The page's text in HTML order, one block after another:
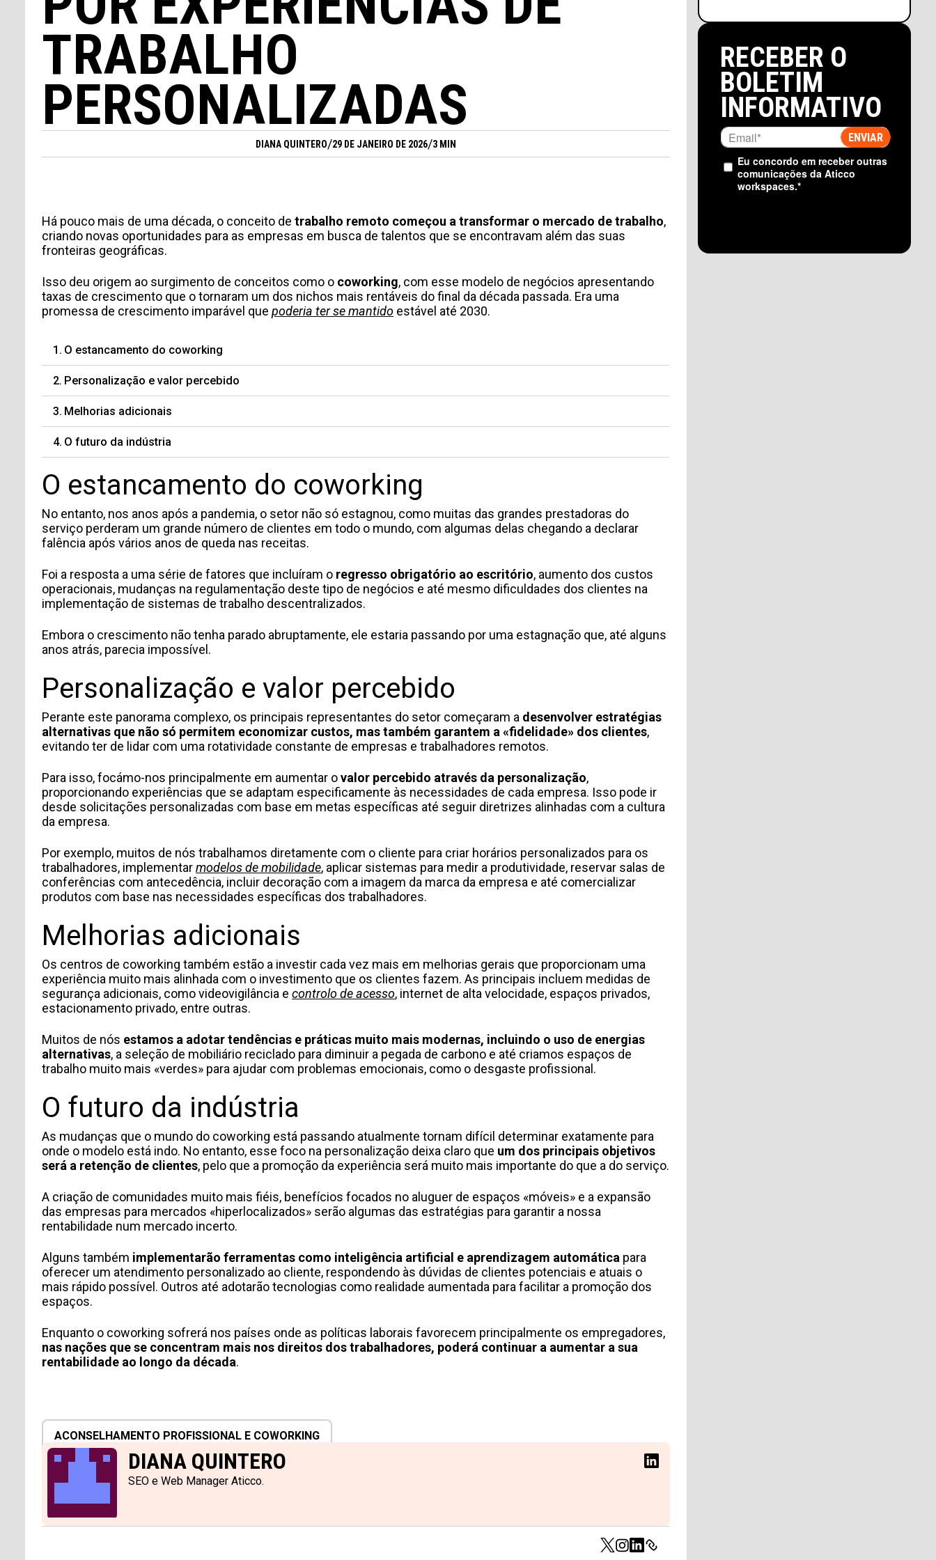
TRABALHO
PERSONALIZADAS
DIANA QUINTERO/29 DE JANEIRO DE 2026/3 MIN
Há pouco mais de uma década, o conceito de trabalho remoto começou a transformar o mercado de trabalho,
criando novas oportunidades para as empresas em busca de talentos que se encontravam além das suas
fronteiras geográficas.
Isso deu origem ao surgimento de conceitos como o coworking, com esse modelo de negócios apresentando
taxas de crescimento que o tornaram um dos nichos mais rentáveis do final da década passada. Era uma
promessa de crescimento imparável que poderia ter se mantido estável até 2030.
O estancamento do coworking
Personalização e valor percebido
Melhorias adicionais
O futuro da indústria
O estancamento do coworking
No entanto, nos anos após a pandemia, o setor não só estagnou, como muitas das grandes prestadoras do
serviço perderam um grande número de clientes em todo o mundo, com algumas delas chegando a declarar
falência após vários anos de queda nas receitas.
Foi a resposta a uma série de fatores que incluíram o regresso obrigatório ao escritório, aumento dos custos
operacionais, mudanças na regulamentação deste tipo de negócios e até mesmo dificuldades dos clientes na
implementação de sistemas de trabalho descentralizados.
Embora o crescimento não tenha parado abruptamente, ele estaria passando por uma estagnação que, até alguns
anos atrás, parecia impossível.
Personalização e valor percebido
Perante este panorama complexo, os principais representantes do setor começaram a desenvolver estratégias
alternativas que não só permitem economizar custos, mas também garantem a «fidelidade» dos clientes,
evitando ter de lidar com uma rotatividade constante de empresas e trabalhadores remotos.
Para isso, focámo-nos principalmente em aumentar ovalor percebido através da personalização,
proporcionando experiências que se adaptam especificamente às necessidades de cada empresa. Isso pode ir
desde solicitações personalizadas com base em metas específicas até seguir diretrizes alinhadas com a cultura
da empresa.
Por exemplo, muitos de nós trabalhamos diretamente com o cliente para criar horários personalizados para os
trabalhadores, implementarmodelos de mobilidade, aplicar sistemas para medir a produtividade, reservar salas de
conferências com antecedência, incluir decoração com a imagem da marca da empresa e até comercializar
produtos com base nas necessidades específicas dos trabalhadores.
Melhorias adicionais
Os centros de coworking também estão a investir cada vez mais em melhorias gerais que proporcionam uma
experiência muito mais alinhada com o investimento que os clientes fazem. As principais incluem medidas de
segurança adicionais, como videovigilância e controlo de acesso, internet de alta velocidade, espaços privados,
estacionamento privado, entre outras.
Muitos de nós estamos a adotar tendências e práticas muito mais modernas, incluindo o uso de energias
alternativas, a seleção de mobiliário reciclado para diminuir a pegada de carbono e até criamos espaços de
trabalho muito mais «verdes» para ajudar com problemas emocionais, como o desgaste profissional.
O futuro da indústria
As mudanças que o mundo do coworking está passando atualmente tornam difícil determinar exatamente para
onde o modelo está indo. No entanto, esse foco na personalização deixa claro que um dos principais objetivos
será a retenção de clientes, pelo que a promoção da experiência será muito mais importante do que a do serviço.
A criação de comunidades muito mais fiéis, benefícios focados no aluguer de espaços «móveis» e a expansão
das empresas para mercados «hiperlocalizados» serão algumas das estratégias para garantir a nossa
rentabilidade num mercado incerto.
Alguns também implementarão ferramentas como inteligência artificial e aprendizagem automática para
oferecer um atendimento personalizado ao cliente, respondendo às dúvidas de clientes potenciais e atuais o
mais rápido possível. Outros até adotarão tecnologias como realidade aumentada para facilitar a promoção dos
espaços.
Enquanto o coworking sofrerá nos países onde as políticas laborais favorecem principalmente os empregadores,
nas nações que se concentram mais nos direitos dos trabalhadores, poderá continuar a aumentar a sua
rentabilidade ao longo da década.
ACONSELHAMENTO PROFISSIONAL E COWORKING
DIANA QUINTERO
SEO e Web Manager Aticco.
RECEBER O
BOLETIM
INFORMATIVO
Eu concordo em receber outras
comunicações da Aticco
workspaces.*
INFORMACIÓN PERSONAL
TIPO DE SOLICITUD
Acepto recibir comunicaciones de Aticco
Acepto laPolítica de Privacidad*